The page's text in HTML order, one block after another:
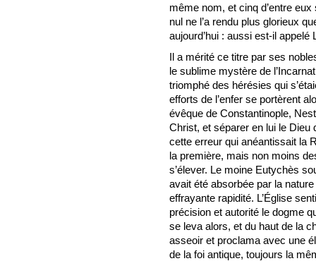
même nom, et cinq d’entre
nul ne l’a rendu plus glorieux
aujourd’hui : aussi est-il appelé
Il a mérité ce titre par ses
le sublime mystère de
triomphé des hérésies qui
efforts de l’enfer se portèrent
évêque de Constantinople,
Christ, et séparer en lui le Dieu
cette erreur qui anéantissait la
la première, mais non moins
s’élever. Le moine Eutychès
avait été absorbée par la
effrayante rapidité. L’Église
précision et autorité le dogme
se leva alors, et du haut de la
asseoir et proclama avec une
de la foi antique, toujours la